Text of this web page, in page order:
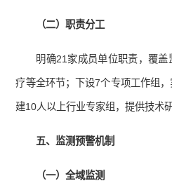
（二）职责分工
明确21家成员单位职责，覆
疗等全环节；下设7个专项工作组
建10人以上行业专家组，提供技术
五、监测预警机制
（一）全域监测